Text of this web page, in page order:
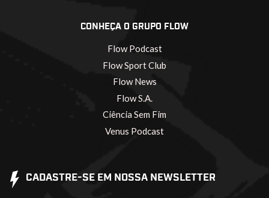
CONHEÇA O GRUPO FLOW
Flow Podcast
Flow Sport Club
Flow News
Flow S.A.
Ciência Sem Fim
Venus Podcast
CADASTRE-SE EM NOSSA NEWSLETTER